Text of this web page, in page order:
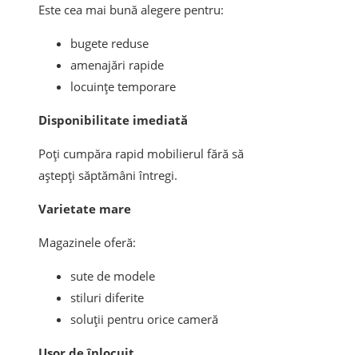
Este cea mai bună alegere pentru:
bugete reduse
amenajări rapide
locuințe temporare
Disponibilitate imediată
Poți cumpăra rapid mobilierul fără să
aștepți săptămâni întregi.
Varietate mare
Magazinele oferă:
sute de modele
stiluri diferite
soluții pentru orice cameră